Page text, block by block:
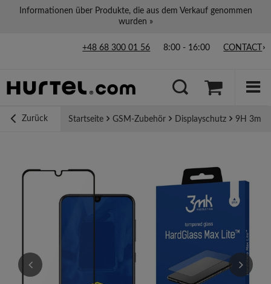
Informationen über Produkte, die aus dem Verkauf genommen
wurden »
+48 68 300 01 56 8:00 - 16:00 CONTACT
Zurück Startseite GSM-Zubehör Displayschutz 9H 3mk